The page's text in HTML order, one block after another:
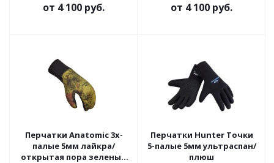
от 4 100 руб. от 4 100 руб.
Перчатки Anatomic 3х-
палые 5мм лайкра/
открытая пора зеленый
Перчатки Hunter Точки
5-палые 5мм ультраспан/
плюш